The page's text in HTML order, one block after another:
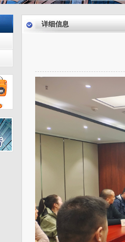
详细信息